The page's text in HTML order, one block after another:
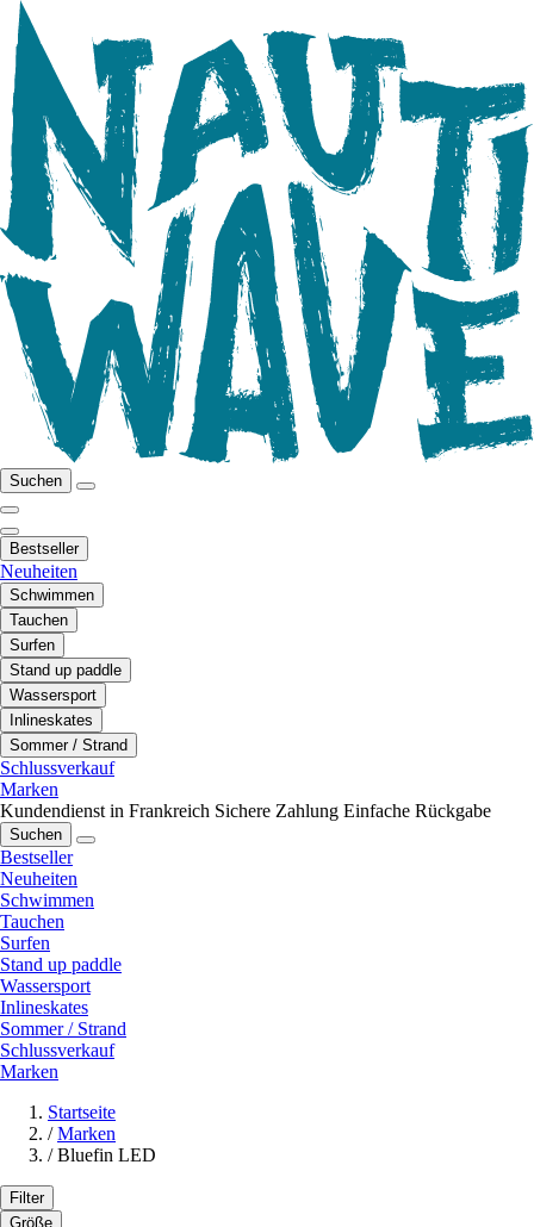
Suchen
Bestseller
Neuheiten
Schwimmen
Tauchen
Surfen
Stand up paddle
Wassersport
Inlineskates
Sommer / Strand
Schlussverkauf
Marken
Kundendienst in Frankreich Sichere Zahlung Einfache Rückgabe
Suchen
Bestseller
Neuheiten
Schwimmen
Tauchen
Surfen
Stand up paddle
Wassersport
Inlineskates
Sommer / Strand
Schlussverkauf
Marken
Startseite
/ Marken
/ Bluefin LED
Filter
Größe